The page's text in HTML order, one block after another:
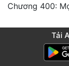
Các Đại
Tải